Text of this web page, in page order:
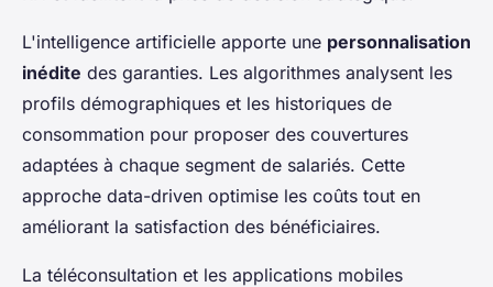
L'intelligence artificielle apporte une personnalisation
inédite des garanties. Les algorithmes analysent les
profils démographiques et les historiques de
consommation pour proposer des couvertures
adaptées à chaque segment de salariés. Cette
approche data-driven optimise les coûts tout en
améliorant la satisfaction des bénéficiaires.
La téléconsultation et les applications mobiles